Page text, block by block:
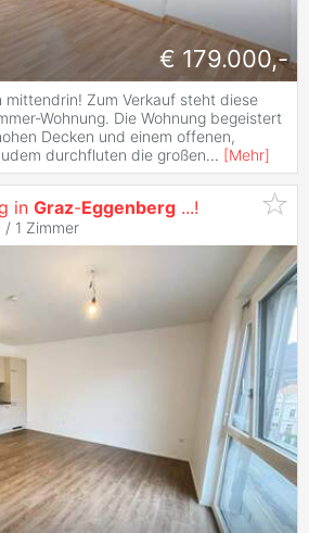
€ 179.000,-
mittendrin! Zum Verkauf steht diese
Wohnung. Die Wohnung begeistert
Decken und einem offenen,
durchfluten die großen... [Mehr]
in Graz-Eggenberg ...!
/ 1 Zimmer